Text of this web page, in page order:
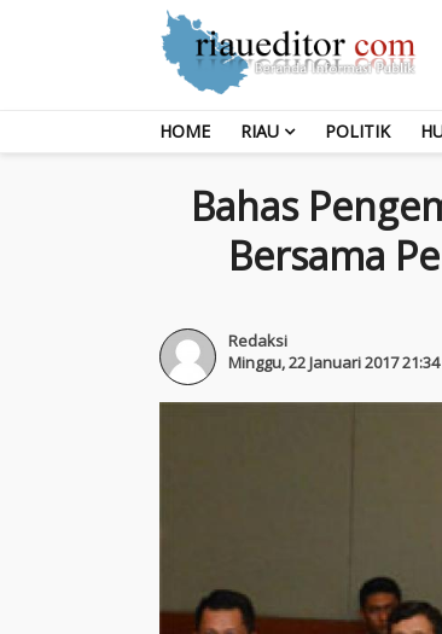
HOME RIAU POLITIK
Bahas
Bersama
Redaksi
Minggu, 22 Januari 2017 21:34